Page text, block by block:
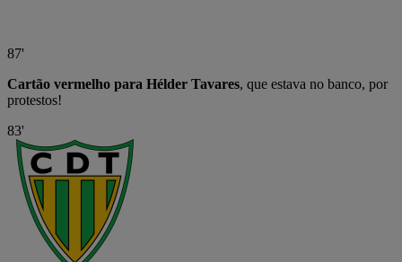
87'
Cartão vermelho para Hélder Tavares, que estava no banco, por
protestos!
83'